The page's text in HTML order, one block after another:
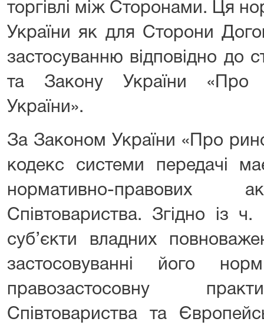
торгівлі між Сторонами. Ця
України як для Сторони
застосуванню відповідно до
та Закону України «Про
України».
За Законом України «Про
кодекс системи передачі
нормативно-правових
Співтовариства. Згідно із
суб’єкти владних
застосовуванні його
правозастосовну
Співтовариства та